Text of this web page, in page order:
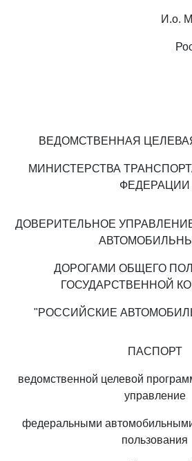
И.о.
ВЕДОМСТВЕННАЯ
МИНИСТЕРСТВА
ФЕДЕРАЦИИ
ДОВЕРИТЕЛЬНОЕ
ДОРОГАМИ ОБЩЕГО
ГОСУДАРСТВЕННОЙ
"РОССИЙСКИЕ
ПАСПОРТ
ведомственной целевой
управление
федеральными
пользования